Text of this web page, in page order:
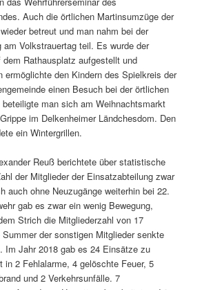
Auch die örtlichen Martinsumzüge der
betreut und man nahm bei der
am Volkstrauertag teil. Es wurde der
Rathausplatz aufgestellt und
ermöglichte den Kindern des Spielkreis der
einen Besuch bei der örtlichen
beteiligte man sich am Weihnachtsmarkt
im Delkenheimer Ländchesdom. Den
ein Wintergrillen.
Reuß berichtete über statistische
der Mitglieder der Einsatzabteilung zwar
auch ohne Neuzugänge weiterhin bei 22.
gab es zwar ein wenig Bewegung,
Strich die Mitgliederzahl von 17
der sonstigen Mitglieder senkte
Im Jahr 2018 gab es 24 Einsätze zu
in 2 Fehlalarme, 4 gelöschte Feuer, 5
und 2 Verkehrsunfälle. 7